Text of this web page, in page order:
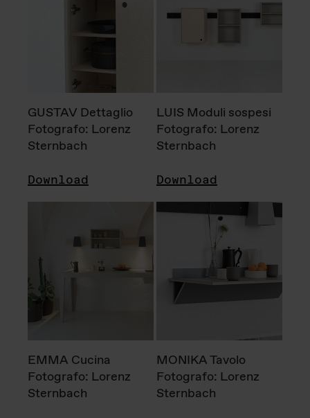
GUSTAV Dettaglio
Fotografo: Lorenz
Sternbach
Download
LUIS Moduli sospesi
Fotografo: Lorenz
Sternbach
Download
EMMA Cucina
Fotografo: Lorenz
Sternbach
MONIKA Tavolo
Fotografo: Lorenz
Sternbach